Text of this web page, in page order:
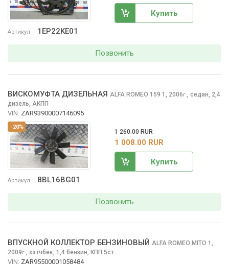
Артикул 1EP22KE01
Купить
Позвонить
-20%
Артикул 8BL16BG01
ВИСКОМУФТА ДИЗЕЛЬНАЯ ALFA ROMEO 159 1, 2006г.
седан, 2,4
дизель, АКПП
VIN: ZAR93900007146095
1 260.00 RUR
1 008.00 RUR
Купить
Позвонить
ВПУСКНОЙ КОЛЛЕКТОР БЕНЗИНОВЫЙ ALFA ROMEO MITO 1,
2009г. хэтчбек, 1,4 бензин, КПП 5ст.
VIN: ZAR95500001058484